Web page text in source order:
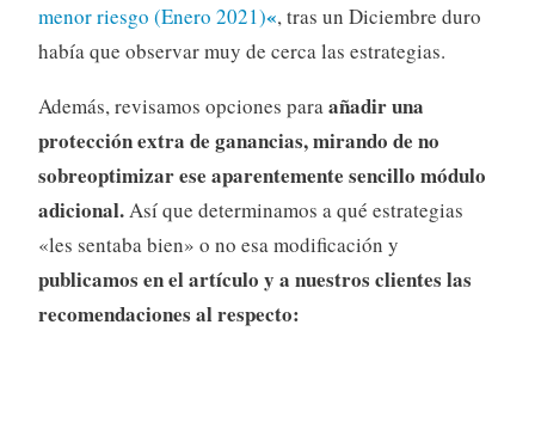
menor riesgo (Enero 2021)«, tras un Diciembre duro
había que observar muy de cerca las estrategias.
Además, revisamos opciones paraañadir una
protección extra de ganancias, mirando de no
sobreoptimizar ese aparentemente sencillo módulo
adicional.Así que determinamos a qué estrategias
«les sentaba bien» o no esa modificación y
publicamos en el artículo y a nuestros clientes las
recomendaciones al respecto: